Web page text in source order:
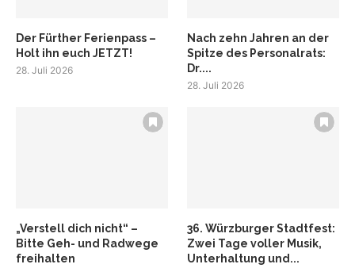
Der Fürther Ferienpass –
Holt ihn euch JETZT!
28. Juli 2026
Nach zehn Jahren an der
Spitze des Personalrats:
Dr....
28. Juli 2026
„Verstell dich nicht“ –
Bitte Geh- und Radwege
freihalten
36. Würzburger Stadtfest:
Zwei Tage voller Musik,
Unterhaltung und...